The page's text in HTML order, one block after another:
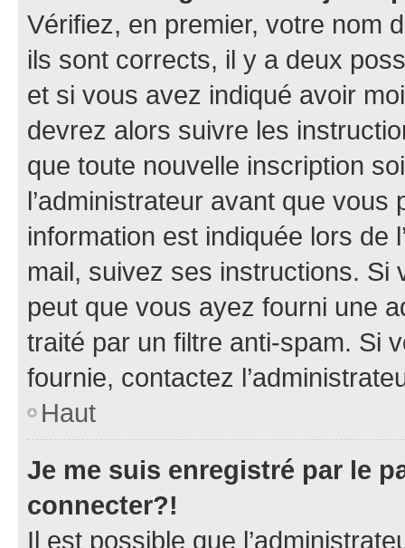
Vérifiez, en premier, votre nom
ils sont corrects, il y a deux
et si vous avez indiqué avoir
devrez alors suivre les
que toute nouvelle inscription
l’administrateur avant que
information est indiquée lors de
mail, suivez ses instructions. Si
peut que vous ayez fourni une
traité par un filtre anti-spam. Si
fournie, contactez
Haut
Je me suis enregistré par le
connecter?!
Il est possible que